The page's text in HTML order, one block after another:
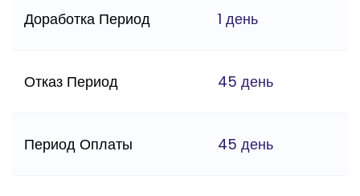
Доработка Период 1 день
Отказ Период 45 день
Период Оплаты 45 день